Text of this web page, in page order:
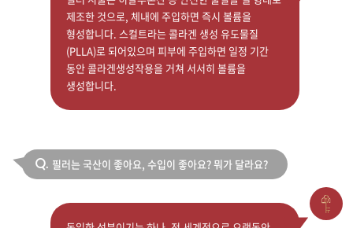
제조한 것으로, 체내에 주입하면 즉시 볼륨을
형성합니다. 스컬트라는 콜라겐 생성 유도물질
(PLLA)로 되어있으며 피부에 주입하면 일정 기간
동안 콜라겐생성작용을 거쳐 서서히 볼륨을
생성합니다.
Q. 필러는 국산이 좋아요, 수입이 좋아요? 뭐가 달라요?